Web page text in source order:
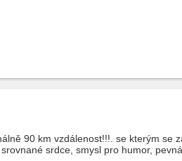
90 km vzdálenost!!!. se kterým se
srdce, smysl pro humor,